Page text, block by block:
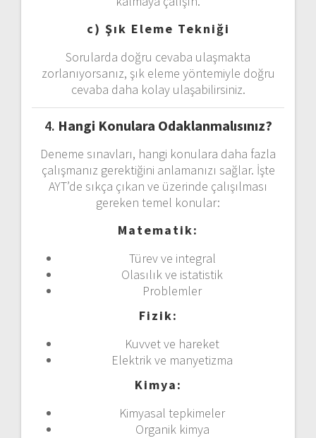
c) Şık Eleme Tekniği
Sorularda doğru cevaba ulaşmakta
zorlanıyorsanız, şık eleme yöntemiyle doğru
cevaba daha kolay ulaşabilirsiniz.
4. Hangi Konulara Odaklanmalısınız?
Deneme sınavları, hangi konulara daha fazla
çalışmanız gerektiğini anlamanızı sağlar. İşte
AYT’de sıkça çıkan ve üzerinde çalışılması
gereken temel konular:
Matematik:
Türev ve integral
Olasılık ve istatistik
Problemler
Fizik:
Kuvvet ve hareket
Elektrik ve manyetizma
Kimya:
Kimyasal tepkimeler
Organik kimya